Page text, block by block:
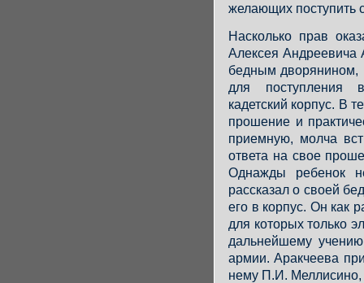
желающих поступить
Насколько прав
Алексея Андреевича
бедным дворянином,
для поступления
кадетский корпус. В
прошение и
приемную, молча
ответа на свое
Однажды ребенок
рассказал о своей
его в корпус. Он как
для которых только
дальнейшему
армии. Аракчеева
нему П.И.